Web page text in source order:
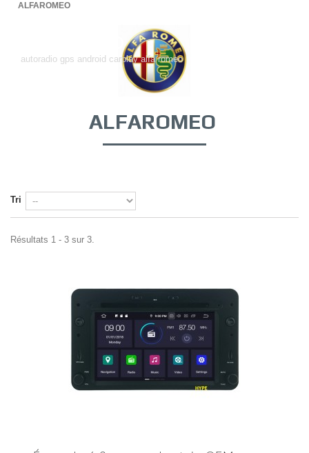
ALFAROMEO
autoradio gps android carplay alfa romeo
ALFAROMEO
Tri
Résultats 1 - 3 sur 3.